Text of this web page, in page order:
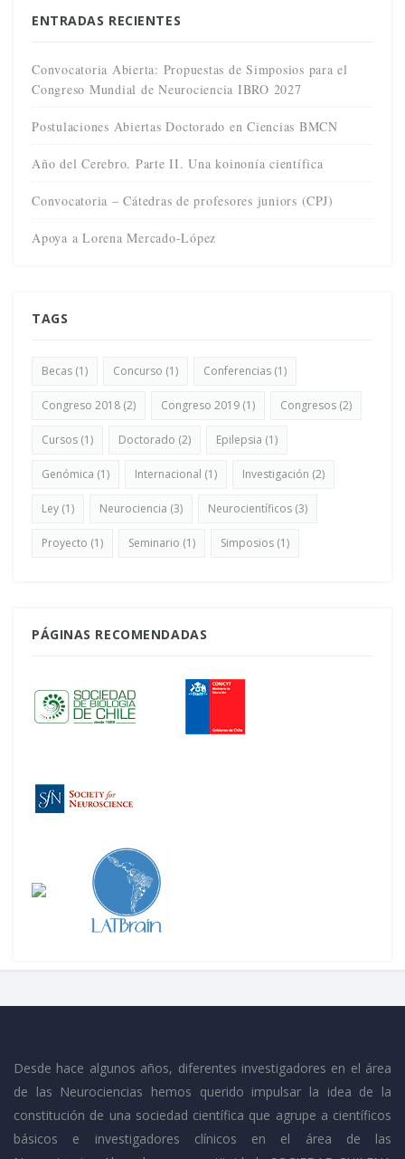
ENTRADAS RECIENTES
Convocatoria Abierta: Propuestas de Simposios para el
Congreso Mundial de Neurociencia IBRO 2027
Postulaciones Abiertas Doctorado en Ciencias BMCN
Año del Cerebro. Parte II. Una koinonía científica
Convocatoria – Cátedras de profesores juniors (CPJ)
Apoya a Lorena Mercado-López
TAGS
Becas (1) Concurso (1) Conferencias (1)
Congreso 2018 (2) Congreso 2019 (1) Congresos (2)
Cursos (1) Doctorado (2) Epilepsia (1)
Genómica (1) Internacional (1) Investigación (2)
Ley (1) Neurociencia (3) Neurocientíficos (3)
Proyecto (1) Seminario (1) Simposios (1)
PÁGINAS RECOMENDADAS
Desde hace algunos años, diferentes investigadores en el área
de las Neurociencias hemos querido impulsar la idea de la
constitución de una sociedad científica que agrupe a científicos
básicos e investigadores clínicos en el área de las